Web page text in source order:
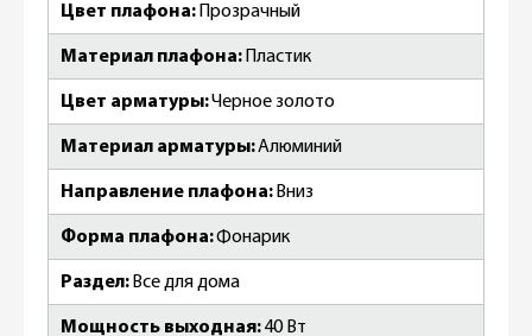
Цвет плафона Прозрачный
Материал плафона Пластик
Цвет арматурыЧерное золото
Материал арматурыАлюминий
Направление плафона Вниз
Форма плафонаФонарик
Раздел Все для дома
Мощность выходная 40 Вт